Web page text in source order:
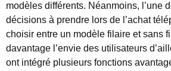
modèles différents. Néanmoins, l’une
décisions à prendre lors de l’achat
choisir entre un modèle filaire et sans
davantage l’envie des utilisateurs
ont intégré plusieurs fonctions